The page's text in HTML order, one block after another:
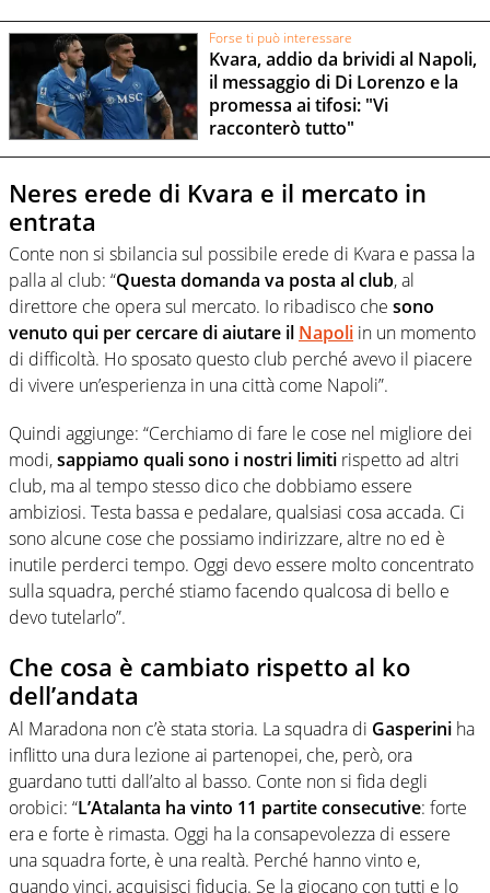
Forse ti può interessare
Kvara, addio da brividi al Napoli,
il messaggio di Di Lorenzo e la
promessa ai tifosi: "Vi
racconterò tutto"
Neres erede di Kvara e il mercato in
entrata
Conte non si sbilancia sul possibile erede di Kvara e passa la
palla al club: “Questa domanda va posta al club, al
direttore che opera sul mercato. Io ribadisco che sono
venuto qui per cercare di aiutare il Napoli in un momento
di difficoltà. Ho sposato questo club perché avevo il piacere
di vivere un’esperienza in una città come Napoli”.
Quindi aggiunge: “Cerchiamo di fare le cose nel migliore dei
modi,sappiamo quali sono i nostri limiti rispetto ad altri
club, ma al tempo stesso dico che dobbiamo essere
ambiziosi. Testa bassa e pedalare, qualsiasi cosa accada. Ci
sono alcune cose che possiamo indirizzare, altre no ed è
inutile perderci tempo. Oggi devo essere molto concentrato
sulla squadra, perché stiamo facendo qualcosa di bello e
devo tutelarlo”.
Che cosa è cambiato rispetto al ko
dell’andata
Al Maradona non c’è stata storia. La squadra di Gasperini ha
inflitto una dura lezione ai partenopei, che, però, ora
guardano tutti dall’alto al basso. Conte non si fida degli
orobici: “L’Atalanta ha vinto 11 partite consecutive: forte
era e forte è rimasta. Oggi ha la consapevolezza di essere
una squadra forte, è una realtà. Perché hanno vinto e,
quando vinci, acquisisci fiducia. Se la giocano con tutti e lo